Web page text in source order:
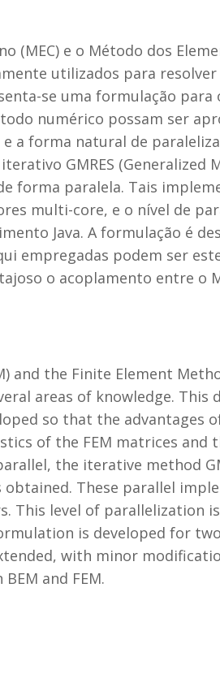
(MEC) e o Método dos
utilizados para
se uma formulação para
numérico possam ser
a forma natural de
GMRES (Generalized
forma paralela. Tais
multi-core, e o nível de
Java. A formulação é
empregadas podem ser
o acoplamento entre o
and the Finite Element
areas of knowledge.
so that the
of the FEM matrices
the iterative method
These parallel
This level of parallelization
is developed for
with minor
and FEM.